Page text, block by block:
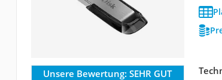
Unsere Bewertung: SEHR GUT